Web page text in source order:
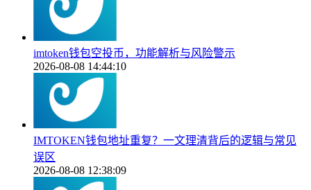
imtoken钱包空投币，功能解析与风险警示
2026-08-08 14:44:10
IMTOKEN钱包地址重复？一文理清背后的逻辑与常见
误区
2026-08-08 12:38:09